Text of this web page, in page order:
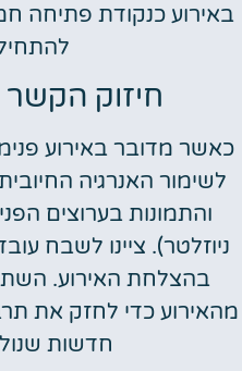
באירוע כנקודת פתיחה
חיזוק הקשר
כאשר מדובר באירוע
לשימור האנרגיה
והתמונות בערוצים
ניוזלטר). ציינו לשבח
בהצלחת האירוע.
מהאירוע כדי לחזק את
חדשות